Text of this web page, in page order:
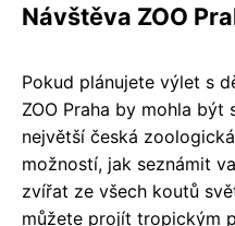
Návštěva ZOO
Pokud plánujete výlet s
ZOO Praha by mohla být
největší česká
možností, jak seznámit
zvířat ze všech koutů
můžete projít tropickým